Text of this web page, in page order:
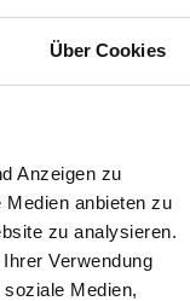
Über Cookies
Anzeigen zu
anbieten zu
zu analysieren.
Verwendung
Medien,
€ / St
Preis